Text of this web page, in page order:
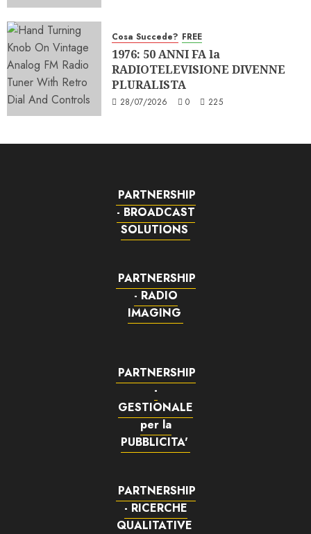
Cosa Succede? FREE
1976: 50 ANNI FA la
RADIOTELEVISIONE DIVENNE
PLURALISTA
28/07/2026 0 225
PARTNERSHIP
- BROADCAST
SOLUTIONS
PARTNERSHIP
- RADIO
IMAGING
PARTNERSHIP
-
GESTIONALE
per la
PUBBLICITA'
PARTNERSHIP
- RICERCHE
QUALITATIVE